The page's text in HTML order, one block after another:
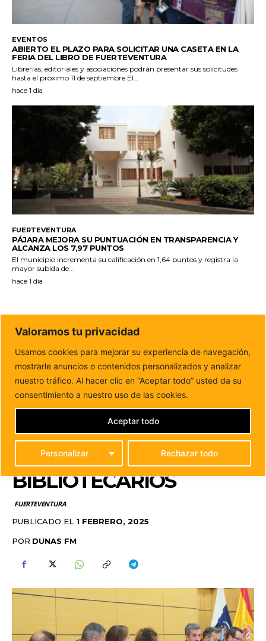
EVENTOS
ABIERTO EL PLAZO PARA SOLICITAR UNA CASETA EN LA
FERIA DEL LIBRO DE FUERTEVENTURA
Librerías, editoriales y asociaciones podrán presentar sus solicitudes
hasta el próximo 11 de septiembre El...
hace 1 día
FUERTEVENTURA
PÁJARA MEJORA SU PUNTUACIÓN EN TRANSPARENCIA Y
ALCANZA LOS 7,97 PUNTOS
El municipio incrementa su calificación en 1,64 puntos y registra la
mayor subida de...
hace 1 día